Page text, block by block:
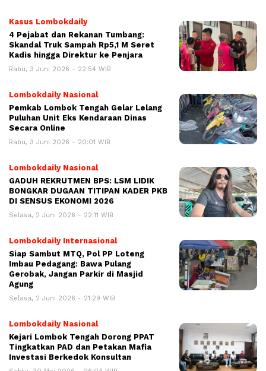
Kasus Lombokdaily
4 Pejabat dan Rekanan Tumbang:
Skandal Truk Sampah Rp5,1 M Seret
Kadis hingga Direktur ke Penjara
Rabu, 3 Juni 2026 - 22:54 WIB
Lombokdaily Nasional
Pemkab Lombok Tengah Gelar Lelang
Puluhan Unit Eks Kendaraan Dinas
Secara Online
Rabu, 3 Juni 2026 - 20:01 WIB
Lombokdaily Nasional
GADUH REKRUTMEN BPS: LSM LIDIK
BONGKAR DUGAAN TITIPAN KADER PKB
DI SENSUS EKONOMI 2026
Selasa, 2 Juni 2026 - 22:11 WIB
Lombokdaily Internasional
Siap Sambut MTQ, Pol PP Loteng
Imbau Pedagang: Bawa Pulang
Gerobak, Jangan Parkir di Masjid
Agung
Selasa, 2 Juni 2026 - 21:29 WIB
Lombokdaily Nasional
Kejari Lombok Tengah Dorong PPAT
Tingkatkan PAD dan Petakan Mafia
Investasi Berkedok Konsultan